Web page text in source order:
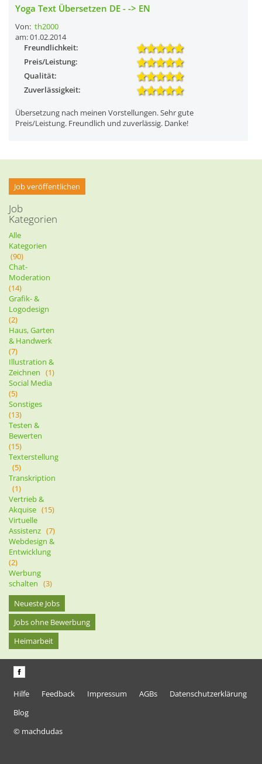
Yoga Text Übersetzen DE - -> EN
Von: th2000
am: 01.02.2014
Freundlichkeit:
Preis/Leistung:
Qualität:
Zuverlässigkeit:
Übersetzung nach meinen Vorstellungen. Sehr gute
Preis/Leistung. Freundlich und zuverlässig. Danke!
Job veröffentlichen
Job
Kategorien
Alle
Kategorien
(90)
Chat-
Moderation
(14)
Grafik- &
Logodesign
(2)
Haus, Garten
& Handwerk
(7)
Illustration &
Zeichnen (1)
Social Media
(5)
Sonstiges
(13)
Testen &
Bewerten
(15)
Texterstellung
(5)
Transkription
(1)
Vertrieb &
Akquise (15)
Virtuelle
Assistenz (7)
Webdesign &
Entwicklung
(2)
Werbung
schalten (3)
Neueste Jobs
Jobs ohne Bewerbung
Heimarbeit
Hilfe Feedback Impressum AGBs
Datenschutzerklärung
Blog
© machdudas